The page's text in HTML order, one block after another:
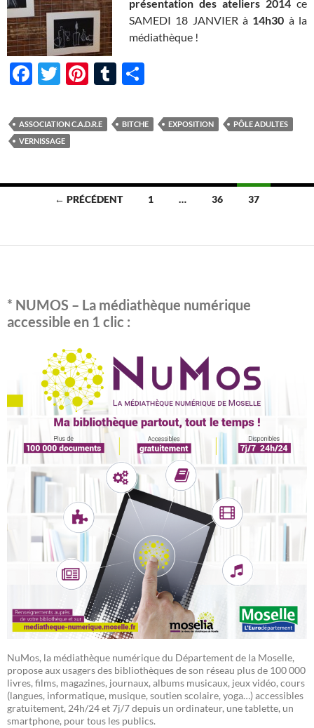
présentation des ateliers 2014 ce
SAMEDI 18 JANVIER à 14h30 à la
médiathèque !
F
e
b
o
T
itt
er
Pi
er
es
T
m
bl
ta
g
ASSOCIATION C.A.D.R.E BITCHE EXPOSITION
PÔLE ADULTES
VERNISSAGE
Navigation
articles
← PRÉCÉDENT 1 … 36 37
* NUMOS – La médiathèque numérique
accessible en 1 clic :
NuMos, la médiathèque numérique du Département de la Moselle,
propose aux usagers des bibliothèques de son réseau plus de 100 000
livres, films, magazines, journaux, albums musicaux, jeux vidéo, cours
(langues, informatique, musique, soutien scolaire, yoga…) accessibles
gratuitement, 24h/24 et 7j/7 depuis un ordinateur, une tablette, un
smartphone, pour tous les publics.